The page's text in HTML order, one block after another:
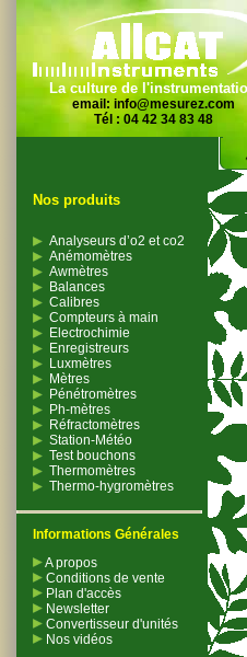
La culture de
email: info@mesurez.com
Tél : 04 42 34 83 48
Nos produits
Analyseurs d’o2 et co2
Anémomètres
Awmètres
Balances
Calibres
Compteurs à main
Electrochimie
Enregistreurs
Luxmètres
Mètres
Pénétromètres
Ph-mètres
Réfractomètres
Station-Météo
Test bouchons
Thermomètres
Thermo-hygromètres
Informations Générales
A propos
Conditions de vente
Plan d'accès
Newsletter
Convertisseur d'unités
Nos vidéos